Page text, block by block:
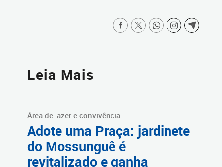
Leia Mais
Área de lazer e convivência
Adote uma Praça: jardinete
do Mossunguê é
revitalizado e ganha